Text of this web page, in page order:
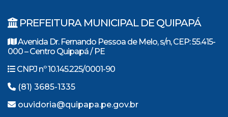
PREFEITURA MUNICIPAL DE QUIPAPÁ
Avenida Dr. Fernando Pessoa de Melo, s/n, CEP: 55.415-
000 – Centro Quipapá / PE
CNPJ nº 10.145.225/0001-90
(81) 3685-1335
ouvidoria@quipapa.pe.gov.br